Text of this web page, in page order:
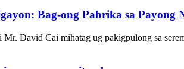
Bag-ong Pabrika sa Payong
David Cai mihatag ug pakigpulong sa